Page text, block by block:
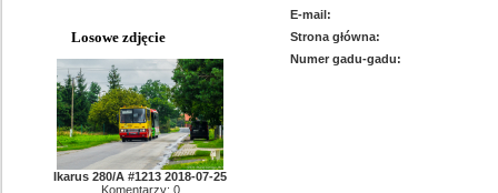
Losowe zdjęcie
Ikarus 280/A #1213 2018-07-25
Komentarzy: 0
E-mail:
Strona główna:
Numer gadu-gadu: